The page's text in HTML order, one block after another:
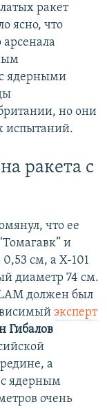
ракет
ясно, что
арсенала
ядерными
но они
испытаний.
ракета с
что ее
и
см, а Х-101
диаметр 74 см.
должен был
эксперт
Гибалов
а
с ядерным
очень